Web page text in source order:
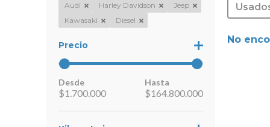
Audi Harley Davidson
Jeep
Kawasaki
Diesel
Precio
Desde
$1.700.000
Hasta
$164.800.000
No